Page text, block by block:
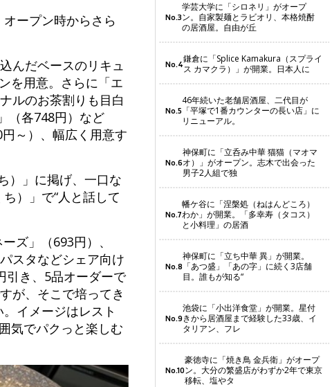
ープン時からさら
んだベースのリキュ
を用意。さらに「エ
ルのお茶割りも目白
（各748円）など
～）、幅広く用意す
）」に掲げ、一口な
）」で“人と話して
ズ」（693円）、
スタなどシェア向け
引き、5品オーダーで
が、そこで培ってき
イメージはレスト
気でパクっと楽しむ
No.3
学芸大学に「シロネリ」がオープ
ン。自家製麺とラビオリ、本格焼酎
の居酒屋。自由が丘
No.4鎌倉に「Splice Kamakura（スプライ
ス カマクラ）」が開業。日本人に
No.5
46年続いた老舗居酒屋、二代目が
「平塚で1番カウンターの長い店」に
リニューアル。
No.6
神保町に「立呑み中華 猫猫（マオマ
オ）」がオープン。志木で出会った
男子2人組で独
No.7
幡ケ谷に「涅槃処（ねはんどころ）
わか」が開業。「多幸寿（タコス）
と小料理」の居酒
No.8
神保町に「立ち中華 異」が開業。
「あつ盛」「あの字」に続く3店舗
目。誰もが知る“
No.9
池袋に「小出洋食堂」が開業。星付
きから居酒屋まで経験した33歳、イ
タリアン、フレ
No.10
豪徳寺に「焼き鳥 金兵衛」がオープ
ン。大分の繁盛店がわずか2年で東京
移転、塩やタ